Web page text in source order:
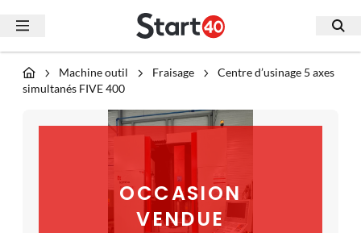
Machine outil Fraisage
Centre d’usinage 5 axes
simultanés FIVE 400
OCCASION
VENDUE